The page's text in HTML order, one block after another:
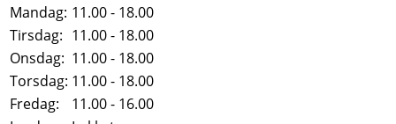
Mandag: 11.00 - 18.00
Tirsdag: 11.00 - 18.00
Onsdag: 11.00 - 18.00
Torsdag: 11.00 - 18.00
Fredag:
11.00 - 16.00